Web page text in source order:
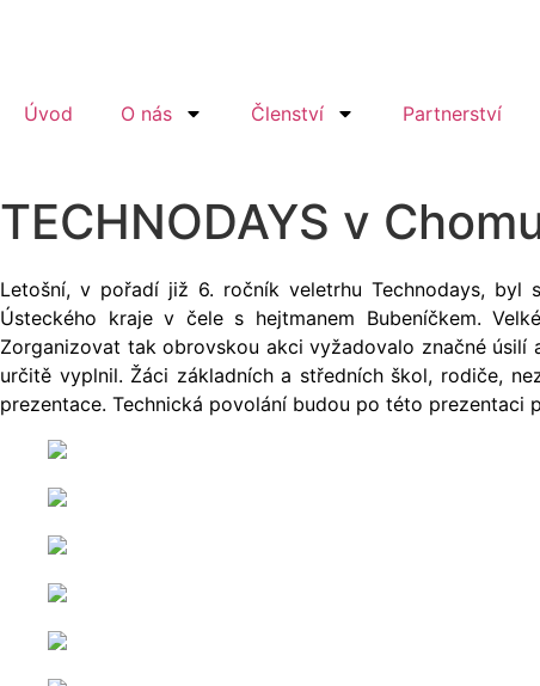
Úvod O nás Členství Partnerství
TECHNODAYS v
Letošní, v pořadí již 6. ročník veletrhu Technodays, byl
Ústeckého kraje v čele s hejtmanem Bubeníčkem.
Zorganizovat tak obrovskou akci vyžadovalo značné
určitě vyplnil. Žáci základních a středních škol, rodiče,
prezentace. Technická povolání budou po této